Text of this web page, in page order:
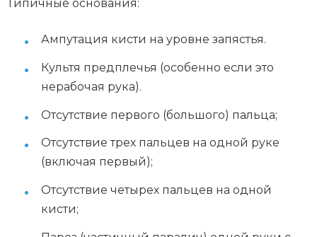
Типичные основания:
Ампутация кисти на уровне запястья.
Культя предплечья (особенно если это
нерабочая рука).
Отсутствие первого (большого) пальца;
Отсутствие трех пальцев на одной руке
(включая первый);
Отсутствие четырех пальцев на одной
кисти;